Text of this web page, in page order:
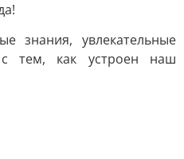
знания, увлекательные
тем, как устроен наш